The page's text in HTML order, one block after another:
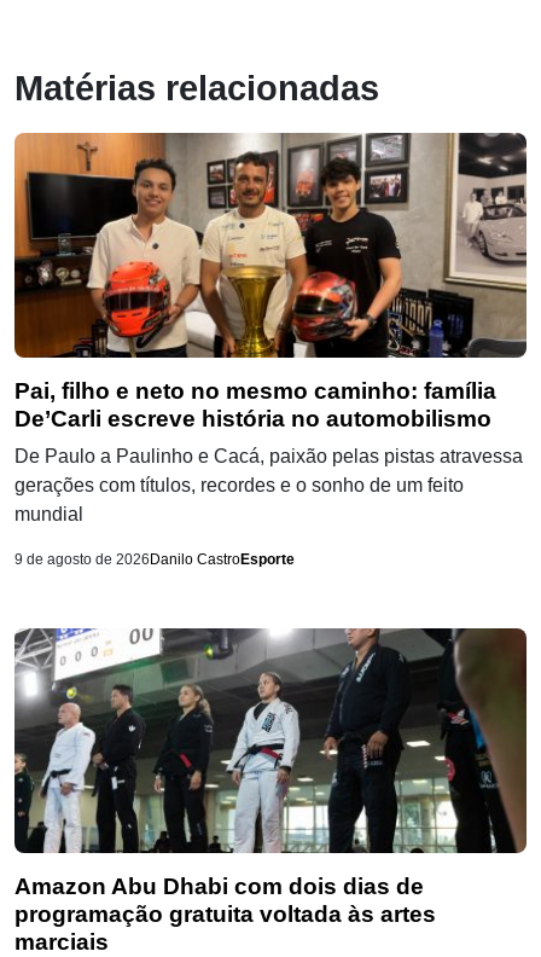
Matérias relacionadas
Pai, filho e neto no mesmo caminho: família
De’Carli escreve história no automobilismo
De Paulo a Paulinho e Cacá, paixão pelas pistas atravessa
gerações com títulos, recordes e o sonho de um feito
mundial
9 de agosto de 2026 Danilo CastroEsporte
Amazon Abu Dhabi com dois dias de
programação gratuita voltada às artes
marciais